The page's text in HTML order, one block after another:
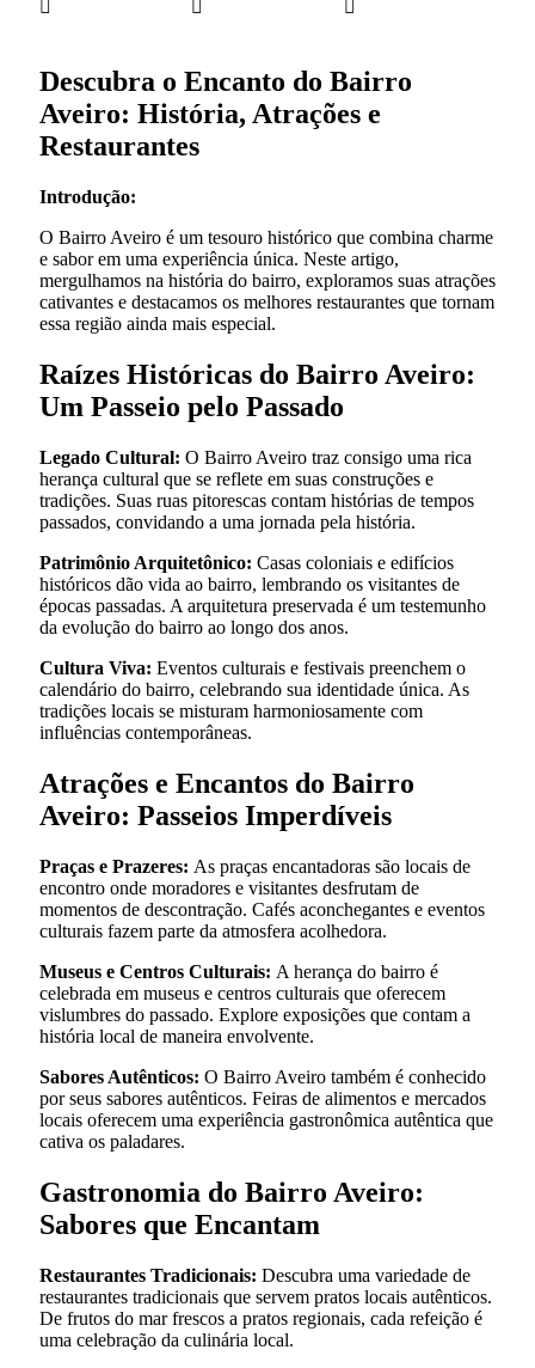
Descubra o Encanto do Bairro
Aveiro: História, Atrações e
Restaurantes
Introdução:
O Bairro Aveiro é um tesouro histórico que combina charme
e sabor em uma experiência única. Neste artigo,
mergulhamos na história do bairro, exploramos suas atrações
cativantes e destacamos os melhores restaurantes que tornam
essa região ainda mais especial.
Raízes Históricas do Bairro Aveiro:
Um Passeio pelo Passado
Legado Cultural: O Bairro Aveiro traz consigo uma rica
herança cultural que se reflete em suas construções e
tradições. Suas ruas pitorescas contam histórias de tempos
passados, convidando a uma jornada pela história.
Patrimônio Arquitetônico: Casas coloniais e edifícios
históricos dão vida ao bairro, lembrando os visitantes de
épocas passadas. A arquitetura preservada é um testemunho
da evolução do bairro ao longo dos anos.
Cultura Viva: Eventos culturais e festivais preenchem o
calendário do bairro, celebrando sua identidade única. As
tradições locais se misturam harmoniosamente com
influências contemporâneas.
Atrações e Encantos do Bairro
Aveiro: Passeios Imperdíveis
Praças e Prazeres: As praças encantadoras são locais de
encontro onde moradores e visitantes desfrutam de
momentos de descontração. Cafés aconchegantes e eventos
culturais fazem parte da atmosfera acolhedora.
Museus e Centros Culturais: A herança do bairro é
celebrada em museus e centros culturais que oferecem
vislumbres do passado. Explore exposições que contam a
história local de maneira envolvente.
Sabores Autênticos: O Bairro Aveiro também é conhecido
por seus sabores autênticos. Feiras de alimentos e mercados
locais oferecem uma experiência gastronômica autêntica que
cativa os paladares.
Gastronomia do Bairro Aveiro:
Sabores que Encantam
Restaurantes Tradicionais: Descubra uma variedade de
restaurantes tradicionais que servem pratos locais autênticos.
De frutos do mar frescos a pratos regionais, cada refeição é
uma celebração da culinária local.